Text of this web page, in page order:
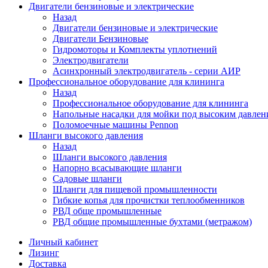
Двигатели бензиновые и электрические
Назад
Двигатели бензиновые и электрические
Двигатели Бензиновые
Гидромоторы и Комплекты уплотнений
Электродвигатели
Асинхронный электродвигатель - серии АИР
Профессиональное оборудование для клининга
Назад
Профессиональное оборудование для клининга
Напольные насадки для мойки под высоким
Поломоечные машины Pennon
Шланги высокого давления
Назад
Шланги высокого давления
Напорно всасывающие шланги
Садовые шланги
Шланги для пищевой промышленности
Гибкие копья для прочистки теплообменников
РВД обще промышленные
РВД общие промышленные бухтами (метражом)
Личный кабинет
Лизинг
Доставка